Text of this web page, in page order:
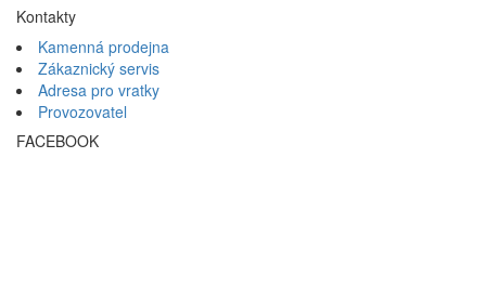
Kontakty
Kamenná prodejna
Zákaznický servis
Adresa pro vratky
Provozovatel
FACEBOOK